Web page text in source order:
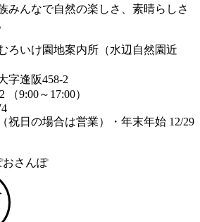
みんなで自然の楽しさ、素晴らしさ
ろいけ園地案内所（水辺自然園近
字逢阪458-2
（9:00～17:00）
祝日の場合は営業）・年末年始 12/29
おさんぽ